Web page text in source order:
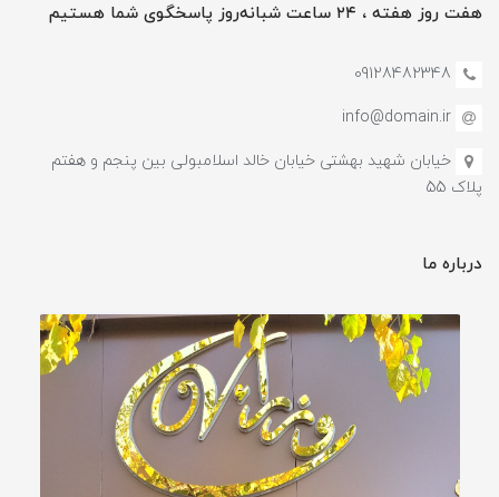
هفت روز هفته ، ۲۴ ساعت شبانه‌روز پاسخگوی شما هستیم
09128482348
info@domain.ir
خیابان شهید بهشتی خیابان خالد اسلامبولی بین پنجم و هفتم
پلاک 55
درباره ما